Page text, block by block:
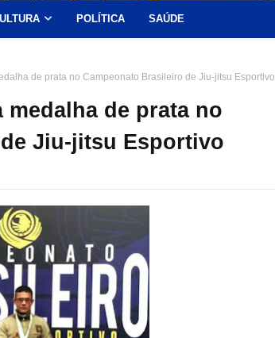
POLÍTICA SAÚDE
de prata no Campeonato Brasileiro de Jiu-jitsu Esportivo
de prata no
Jiu-jitsu Esportivo